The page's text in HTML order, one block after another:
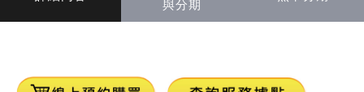
與分期